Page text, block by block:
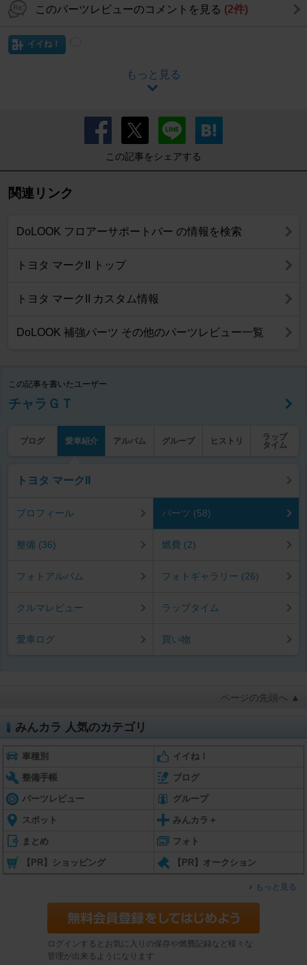
このパーツレビューのコメントを見る (2件)
イイね！
もっと見る
この記事をシェアする
関連リンク
DoLOOK フロアーサポートバー の情報を検索
トヨタ マークII トップ
トヨタ マークII カスタム情報
DoLOOK 補強パーツ その他のパーツレビュー一覧
この記事を書いたユーザー
チャラＧＴ
ブログ 愛車紹介 アルバム グループ ヒストリ
ラップ
タイム
トヨタ マークII
プロフィール パーツ (58)
整備 (36) 燃費 (2)
フォトアルバム フォトギャラリー (26)
クルマレビュー ラップタイム
愛車ログ 買い物
ページの先頭へ ▲
みんカラ 人気のカテゴリ
車種別 イイね！
整備手帳 ブログ
パーツレビュー グループ
スポット みんカラ＋
まとめ フォト
【PR】ショッピング 【PR】オークション
もっと見る
ログインするとお気に入りの保存や燃費記録など様々な
管理が出来るようになります